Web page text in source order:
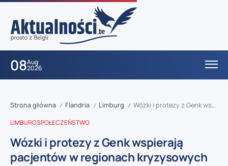
08Aug
2026
Strona główna / Flandria / Limburg / Wózki i protezy z Genk wspierają pacjentów w regionach kryzysowych
LIMBURGSPOŁECZEŃSTWO
Wózki i protezy z Genk wspierają
pacjentów w regionach kryzysowych